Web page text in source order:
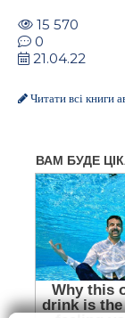
15 570
0
21.04.22
Читати всі книги